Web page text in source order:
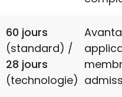
60 jours
(standard) /
28 jours
(technologie)